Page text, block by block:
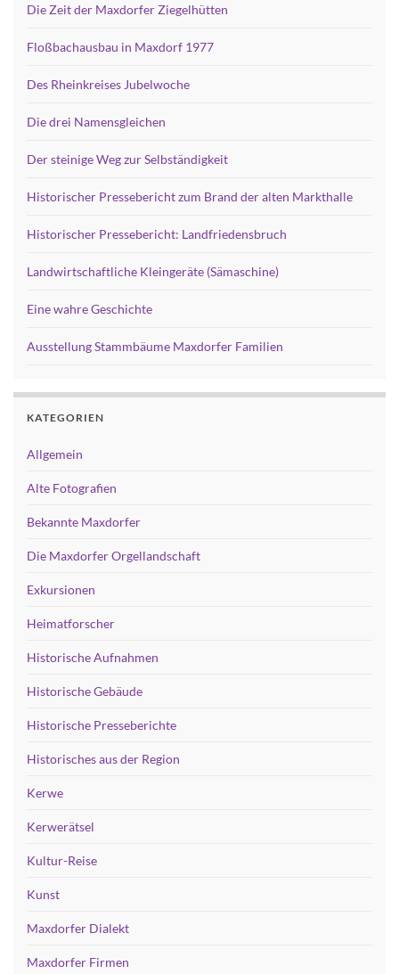
Die Zeit der Maxdorfer Ziegelhütten
Floßbachausbau in Maxdorf 1977
Des Rheinkreises Jubelwoche
Die drei Namensgleichen
Der steinige Weg zur Selbständigkeit
Historischer Pressebericht zum Brand der alten Markthalle
Historischer Pressebericht: Landfriedensbruch
Landwirtschaftliche Kleingeräte (Sämaschine)
Eine wahre Geschichte
Ausstellung Stammbäume Maxdorfer Familien
KATEGORIEN
Allgemein
Alte Fotografien
Bekannte Maxdorfer
Die Maxdorfer Orgellandschaft
Exkursionen
Heimatforscher
Historische Aufnahmen
Historische Gebäude
Historische Presseberichte
Historisches aus der Region
Kerwe
Kerwerätsel
Kultur-Reise
Kunst
Maxdorfer Dialekt
Maxdorfer Firmen